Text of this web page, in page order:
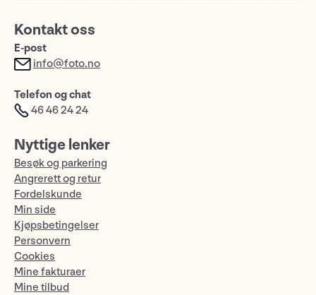
Kontakt oss
E-post
info@foto.no
Telefon og chat
46 46 24 24
Nyttige lenker
Besøk og parkering
Angrerett og retur
Fordelskunde
Min side
Kjøpsbetingelser
Personvern
Cookies
Mine fakturaer
Mine tilbud